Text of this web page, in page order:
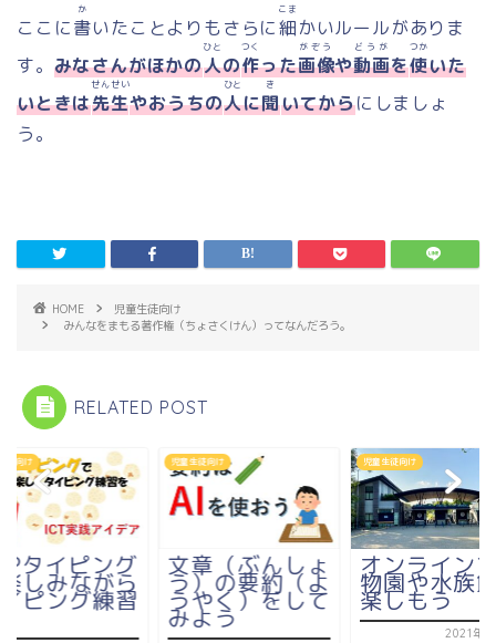
ここに書
か
いたことよりもさらに細
こま
かいルールがありま
す。 みなさんがほかの人
ひと
の作
つく
った画像
がぞう
や動画
どうが
を使
つか
いた
いときは先生
せんせい
やおうちの人
ひと
に聞
き
いてからにしましょ
う。
HOME
児童生徒向け
みんなをまもる著作権（ちょさくけん）ってなんだろう。
RELATED POST
徒向け
タイピング
しみながら
ピング練習
児童生徒向け
文章（ぶんしょ
う）の要約（よ
うやく）をして
みよう
児童生徒向け
オンライン
物園や水族
楽しもう
2021年8